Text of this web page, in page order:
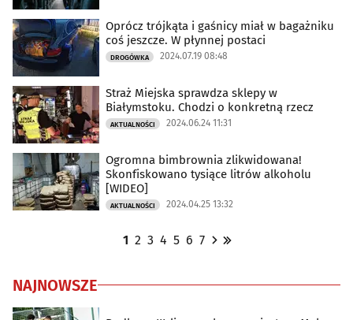
Oprócz trójkąta i gaśnicy miał w bagażniku
coś jeszcze. W płynnej postaci
DROGÓWKA 2024.07.19 08:48
Straż Miejska sprawdza sklepy w
Białymstoku. Chodzi o konkretną rzecz
AKTUALNOŚCI 2024.06.24 11:31
Ogromna bimbrownia zlikwidowana!
Skonfiskowano tysiące litrów alkoholu
[WIDEO]
AKTUALNOŚCI 2024.04.25 13:32
1 2 3 4 5 6 7
NAJNOWSZE